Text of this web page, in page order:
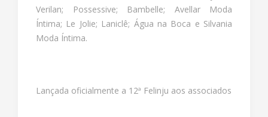
Verilan; Possessive; Bambelle; Avellar Moda
Íntima; Le Jolie; Laniclê; Água na Boca e Silvania
Moda Íntima.
Lançada oficialmente a 12ª Felinju aos associados